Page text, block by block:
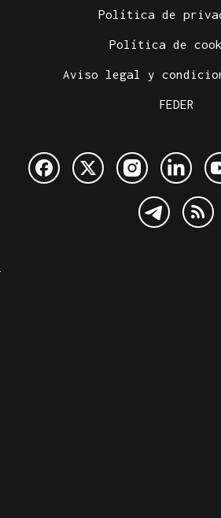
Política de
Política de
Aviso legal y
FEDER